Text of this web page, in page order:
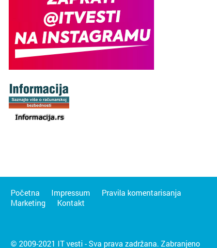
Početna Impressum
Pravila komentarisanja
Marketing
Kontakt
© 2009-2021 IT vesti - Sva prava zadržana. Zabranjeno